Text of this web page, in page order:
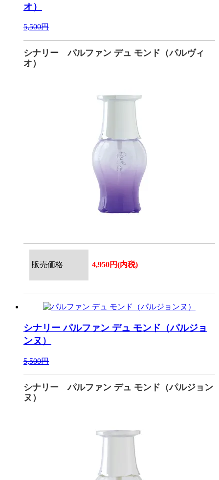
オ）
5,500円
シナリー パルファン デュ モンド（パルヴィ
オ）
販売価格 4,950円(内税)
シナリー パルファン デュ モンド（パルジョ
ンヌ）
5,500円
シナリー パルファン デュ モンド（パルジョン
ヌ）